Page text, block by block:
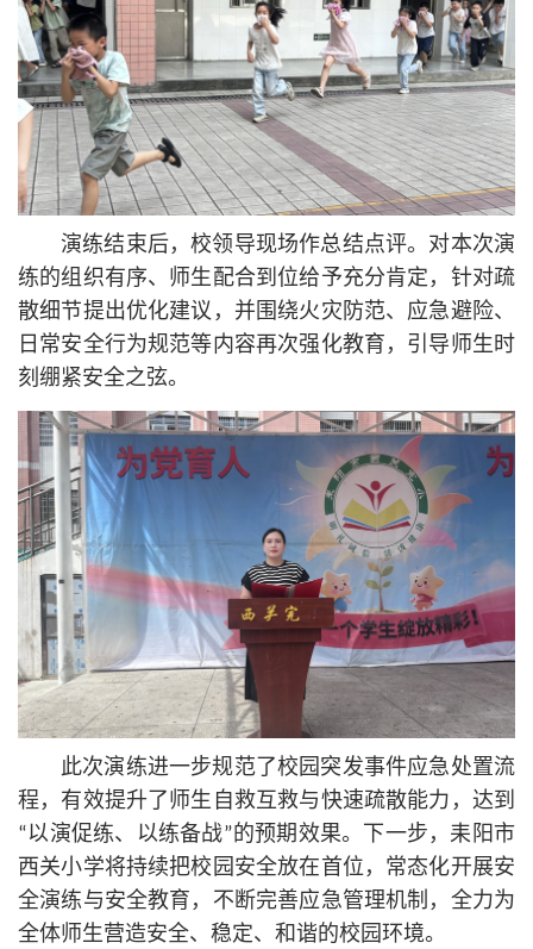
演练结束后，校领导现场作总结点评。对本次演
练的组织有序、师生配合到位给予充分肯定，针对疏
散细节提出优化建议，并围绕火灾防范、应急避险、
日常安全行为规范等内容再次强化教育，引导师生时
刻绷紧安全之弦。
此次演练进一步规范了校园突发事件应急处置流
程，有效提升了师生自救互救与快速疏散能力，达到
“以演促练、以练备战”的预期效果。下一步，耒阳市
西关小学将持续把校园安全放在首位，常态化开展安
全演练与安全教育，不断完善应急管理机制，全力为
全体师生营造安全、稳定、和谐的校园环境。